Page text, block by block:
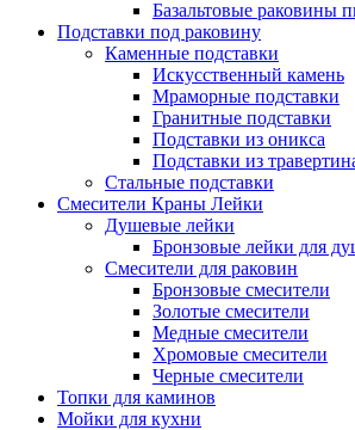
Базальтовые раковины
Подставки под раковину
Каменные подставки
Искусственный камень
Мраморные подставки
Гранитные подставки
Подставки из оникса
Подставки из
Стальные подставки
Смесители Краны Лейки
Душевые лейки
Бронзовые лейки для
Смесители для раковин
Бронзовые смесители
Золотые смесители
Медные смесители
Хромовые смесители
Черные смесители
Топки для каминов
Мойки для кухни